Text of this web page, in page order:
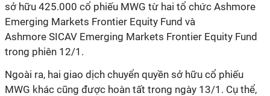
sở hữu 425.000 cổ phiếu MWG từ hai tổ chức Ashmore
Emerging Markets Frontier Equity Fund và
Ashmore SICAV Emerging Markets Frontier Equity Fund
trong phiên 12/1.
Ngoài ra, hai giao dịch chuyển quyền sở hữu cổ phiếu
MWG khác cũng được hoàn tất trong ngày 13/1. Cụ thể,